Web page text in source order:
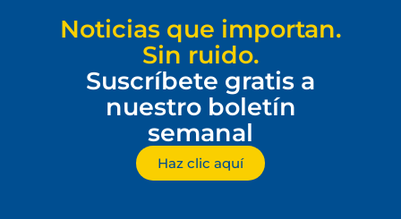
Noticias que importan.
Sin ruido.
Suscríbete gratis a
nuestro boletín
semanal
Haz clic aquí